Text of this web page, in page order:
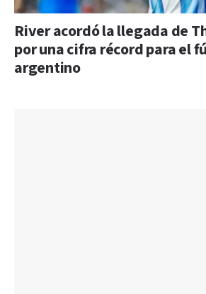
River acordó la llegada de
por una cifra récord para el
argentino